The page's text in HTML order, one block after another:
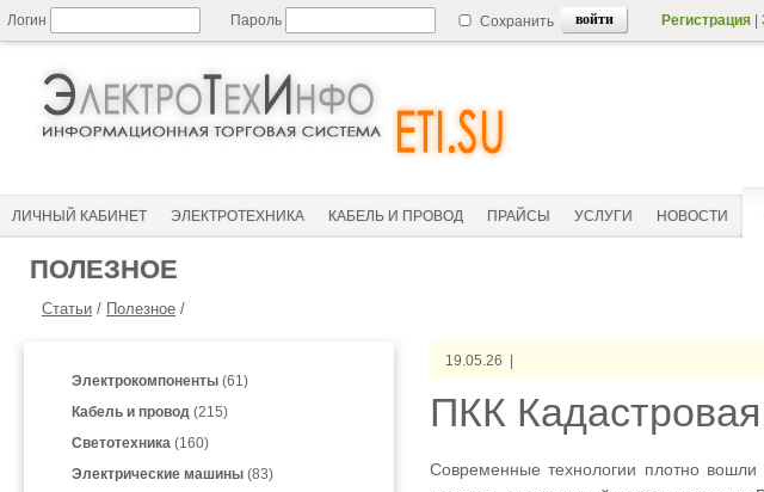
Логин Пароль Сохранить Регистрация
ЛИЧНЫЙ КАБИНЕТ ЭЛЕКТРОТЕХНИКА КАБЕЛЬ И ПРОВОД ПРАЙСЫ УСЛУГИ НОВОСТИ
ПОЛЕЗНОЕ
Статьи / Полезное /
Электрокомпоненты (61)
Кабель и провод (215)
Светотехника (160)
Электрические машины (83)
19.05.26 |
ПКК
Современные технологии плотно